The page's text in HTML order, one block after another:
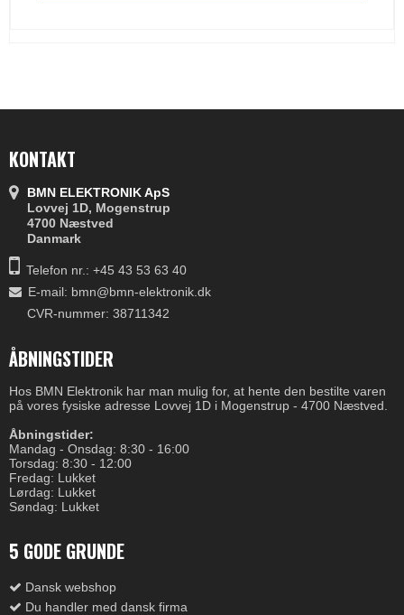
KONTAKT
BMN ELEKTRONIK ApS
Lovvej 1D, Mogenstrup
4700 Næstved
Danmark
Telefon nr.: +45 43 53 63 40
E-mail: bmn@bmn-elektronik.dk
CVR-nummer: 38711342
ÅBNINGSTIDER
Hos BMN Elektronik har man mulig for, at hente den bestilte varen
på vores fysiske adresse Lovvej 1D i Mogenstrup - 4700 Næstved.
Åbningstider:
Mandag - Onsdag: 8:30 - 16:00
Torsdag: 8:30 - 12:00
Fredag: Lukket
Lørdag: Lukket
Søndag: Lukket
5 GODE GRUNDE
Dansk webshop
Du handler med dansk firma